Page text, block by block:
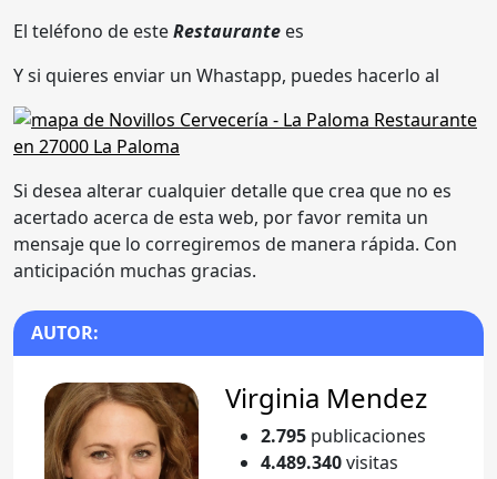
El teléfono de esteRestaurante es
Y si quieres enviar un Whastapp, puedes hacerlo al
Si desea alterar cualquier detalle que crea que no es
acertado acerca de esta web, por favor remita un
mensaje que lo corregiremos de manera rápida. Con
anticipación muchas gracias.
AUTOR:
Virginia Mendez
2.795 publicaciones
4.489.340visitas